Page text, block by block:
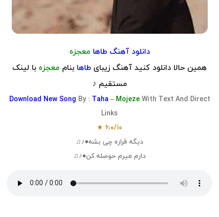
دانلود آهنگ طاها معجزه
همین حالا دانلود کنید آهنگ زیبای طاها بنام معجزه با لینک
مستقیم ♪
Download New Song By : Taha – Mojeze With Text And Direct
Links
۶٫۰/۱۰ ★
دیگه قراره چی بشه●♪♫
دارم میرم حوصله کن●♪♫